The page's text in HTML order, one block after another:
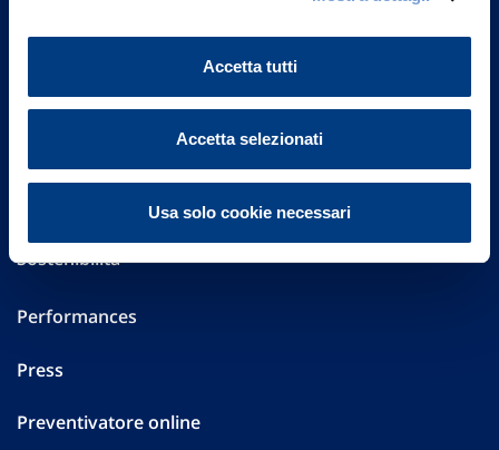
Accetta tutti
Accetta selezionati
Usa solo cookie necessari
Governance
Altre informazioni
Sostenibilità
Performances
Press
Preventivatore online